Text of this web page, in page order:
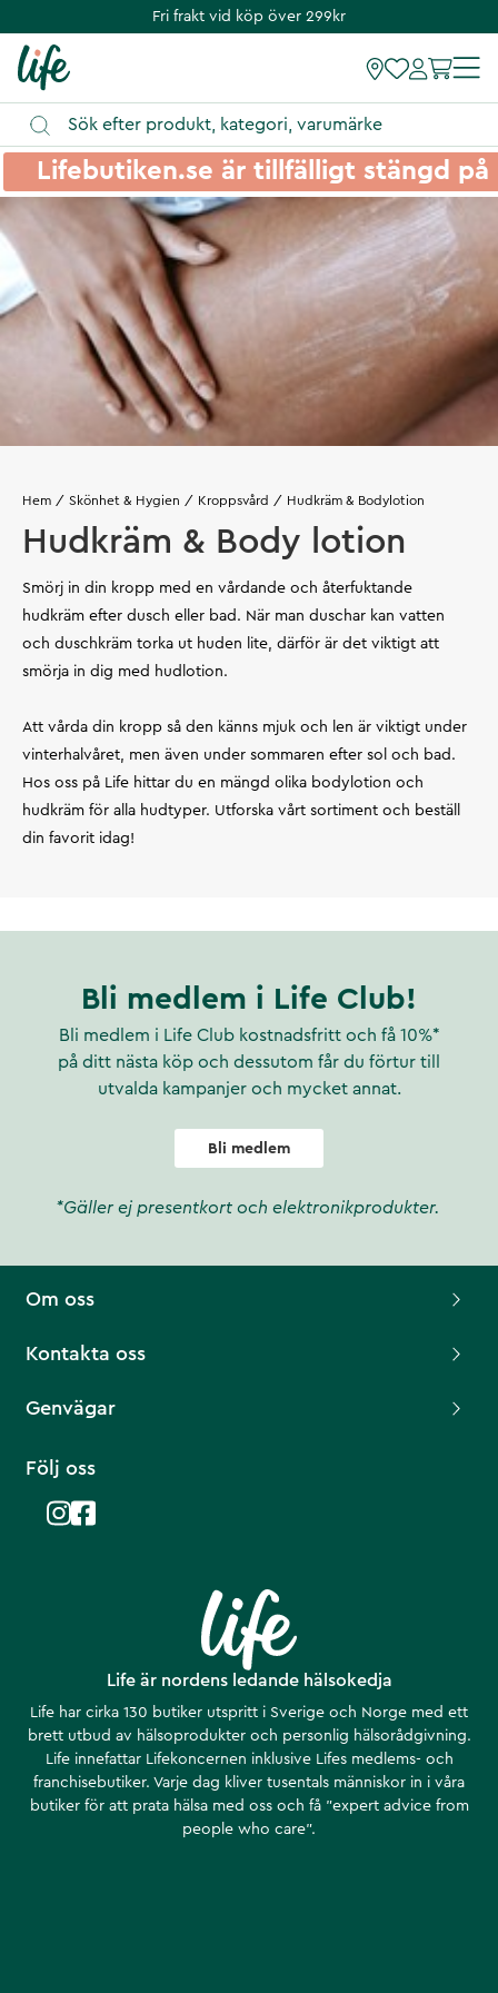
Fri frakt vid köp över 299kr
Lifebutiken.se är tillfälligt stängd
Hem Skönhet & Hygien Kroppsvård Hudkräm & Bodylotion
Hudkräm & Body lotion
Smörj in din kropp med en vårdande och återfuktande
hudkräm efter dusch eller bad. När man duschar kan vatten
och duschkräm torka ut huden lite, därför är det viktigt att
smörja in dig med hudlotion.
Att vårda din kropp så den känns mjuk och len är viktigt under
vinterhalvåret, men även under sommaren efter sol och bad.
Hos oss på Life hittar du en mängd olika bodylotion och
hudkräm för alla hudtyper. Utforska vårt sortiment och beställ
din favorit idag!
Bli medlem i Life Club!
Bli medlem i Life Club kostnadsfritt och få 10%*
på ditt nästa köp och dessutom får du förtur till
utvalda kampanjer och mycket annat.
Bli medlem
*Gäller ej presentkort och elektronikprodukter.
Life är nordens ledande hälsokedja
Life har cirka 130 butiker utspritt i Sverige och Norge med ett
brett utbud av hälsoprodukter och personlig hälsorådgivning.
Life innefattar Lifekoncernen inklusive Lifes medlems- och
franchisebutiker. Varje dag kliver tusentals människor in i våra
butiker för att prata hälsa med oss och få ”expert advice from
people who care”.
Om oss
Kontakta oss
Genvägar
Följ oss